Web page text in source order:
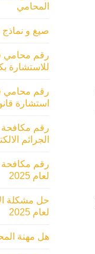
المحامي
صيغ و نماذج
رقم
للاستشارة
رقم محامي
استشارة
رقم مكافحة
الجرائم
رقم مكافحة
لعام 2025
حل مشكلة
لعام 2025
هل مهنة